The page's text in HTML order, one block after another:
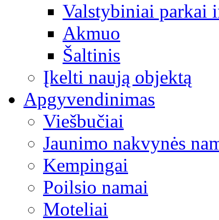
Valstybiniai parkai
Akmuo
Šaltinis
Įkelti naują objektą
Apgyvendinimas
Viešbučiai
Jaunimo nakvynės
Kempingai
Poilsio namai
Moteliai